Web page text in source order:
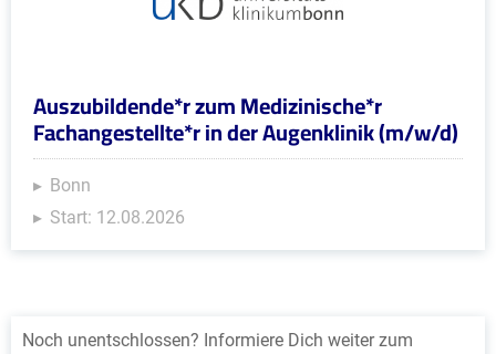
Auszubildende*r zum Medizinische*r
Fachangestellte*r in der Augenklinik (m/w/d)
Bonn
Start: 12.08.2026
Noch unentschlossen? Informiere Dich weiter zum